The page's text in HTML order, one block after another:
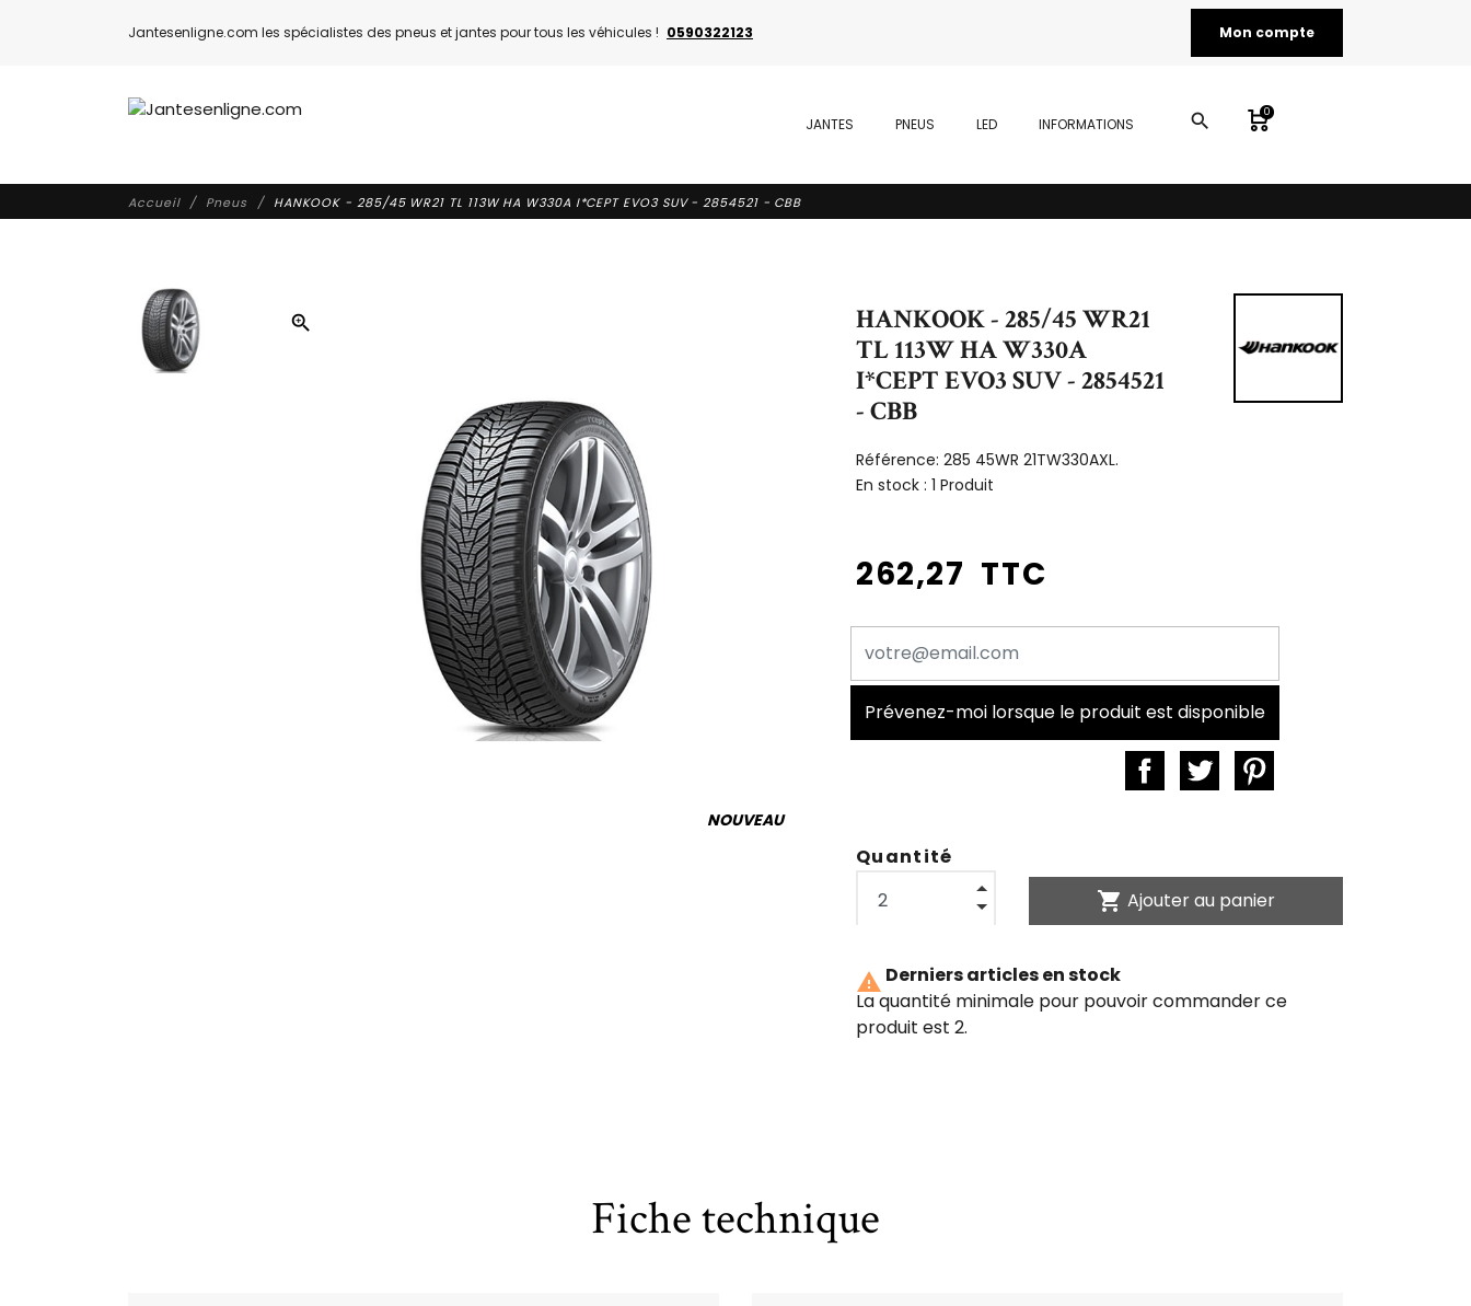
Jantesenligne.com les spécialistes des pneus et jantes pour tous les véhicules ! 0590322123 Mon compte
JANTES PNEUS LED INFORMATIONS search 0
Accueil Pneus HANKOOK - 285/45 WR21 TL 113W HA W330A I*CEPT EVO3 SUV - 2854521 - CBB
zoom_in
NOUVEAU
HANKOOK - 285/45 WR21
TL 113W HA W330A
I*CEPT EVO3 SUV - 2854521
- CBB
Référence: 285 45WR 21TW330AXL.
En stock : 1 Produit
262,27 TTC
Prévenez-moi lorsque le produit est disponible
Quantité
shopping_cart Ajouter au panier
 Derniers articles en stock
La quantité minimale pour pouvoir commander ce
produit est 2.
Fiche technique